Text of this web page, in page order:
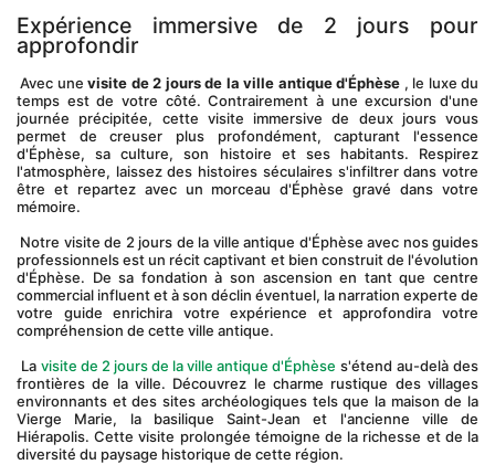
Expérience immersive de 2 jours pour
approfondir
Avec une visite de 2 jours de la ville antique d'Éphèse , le luxe du
temps est de votre côté. Contrairement à une excursion d'une
journée précipitée, cette visite immersive de deux jours vous
permet de creuser plus profondément, capturant l'essence
d'Éphèse, sa culture, son histoire et ses habitants. Respirez
l'atmosphère, laissez des histoires séculaires s'infiltrer dans votre
être et repartez avec un morceau d'Éphèse gravé dans votre
mémoire.
professionnels est un récit captivant et bien construit de l'évolution
d'Éphèse. De sa fondation à son ascension en tant que centre
commercial influent et à son déclin éventuel, la narration experte de
votre guide enrichira votre expérience et approfondira votre
compréhension de cette ville antique.
La visite de 2 jours de la ville antique d'Éphèse s'étend au-delà des
frontières de la ville. Découvrez le charme rustique des villages
environnants et des sites archéologiques tels que la maison de la
Vierge Marie, la basilique Saint-Jean et l'ancienne ville de
Hiérapolis. Cette visite prolongée témoigne de la richesse et de la
diversité du paysage historique de cette région.